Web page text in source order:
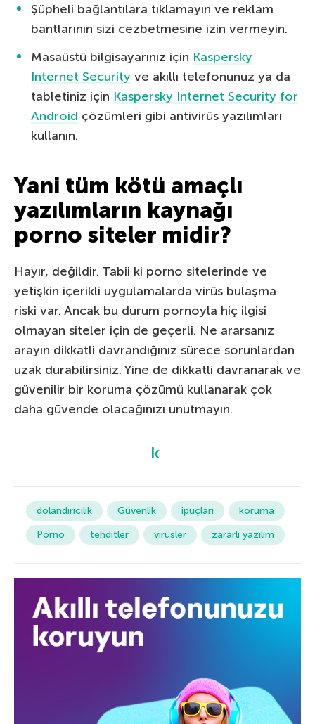
Şüpheli bağlantılara tıklamayın ve reklam
bantlarının sizi cezbetmesine izin vermeyin.
Masaüstü bilgisayarınız için Kaspersky
Internet Security ve akıllı telefonunuz ya da
tabletiniz için Kaspersky Internet Security for
Android çözümleri gibi antivirüs yazılımları
kullanın.
Yani tüm kötü amaçlı
yazılımların kaynağı
porno siteler midir?
Hayır, değildir. Tabii ki porno sitelerinde ve
yetişkin içerikli uygulamalarda virüs bulaşma
riski var. Ancak bu durum pornoyla hiç ilgisi
olmayan siteler için de geçerli. Ne ararsanız
arayın dikkatli davrandığınız sürece sorunlardan
uzak durabilirsiniz. Yine de dikkatli davranarak ve
güvenilir bir koruma çözümü kullanarak çok
daha güvende olacağınızı unutmayın.
dolandırıcılık Güvenlik ipuçları
koruma
Porno
tehditler virüsler zararlı yazılım